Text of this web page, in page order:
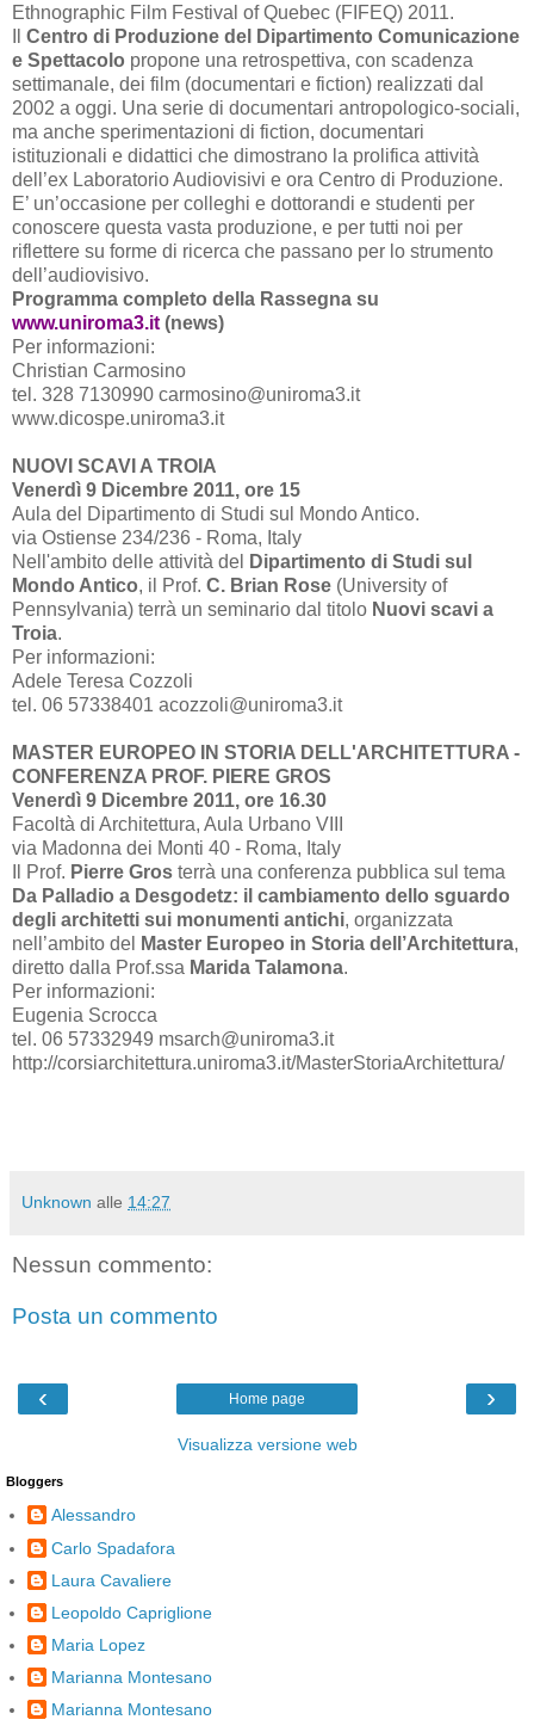
Ethnographic Film Festival of Quebec (FIFEQ) 2011.
Centro di Produzione del Dipartimento Comunicazione
e Spettacolo propone una retrospettiva, con scadenza
settimanale, dei film (documentari e fiction) realizzati dal
2002 a oggi. Una serie di documentari antropologico-sociali,
ma anche sperimentazioni di fiction, documentari
istituzionali e didattici che dimostrano la prolifica attività
dell’ex Laboratorio Audiovisivi e ora Centro di Produzione.
E’ un’occasione per colleghi e dottorandi e studenti per
conoscere questa vasta produzione, e per tutti noi per
riflettere su forme di ricerca che passano per lo strumento
dell’audiovisivo.
Programma completo della Rassegna su
www.uniroma3.it (news)
Per informazioni:
Christian Carmosino
tel. 328 7130990 carmosino@uniroma3.it
www.dicospe.uniroma3.it
NUOVI SCAVI A TROIA
Venerdì 9 Dicembre 2011, ore 15
Aula del Dipartimento di Studi sul Mondo Antico.
via Ostiense 234/236 - Roma, Italy
Nell'ambito delle attività del
Dipartimento di Studi sul
Mondo Antico, il Prof. C. Brian Rose (University of
Pennsylvania) terrà un seminario dal titolo Nuovi scavi a
Troia.
Per informazioni:
Adele Teresa Cozzoli
tel. 06 57338401 acozzoli@uniroma3.it
MASTER EUROPEO IN STORIA DELL'ARCHITETTURA -
CONFERENZA PROF. PIERE GROS
Venerdì 9 Dicembre 2011, ore 16.30
Facoltà di Architettura, Aula Urbano VIII
via Madonna dei Monti 40 - Roma, Italy
Il Prof. Pierre Gros terrà una conferenza pubblica sul tema
Da Palladio a Desgodetz: il cambiamento dello sguardo
degli architetti sui monumenti antichi, organizzata
nell’ambito del
Master Europeo in Storia dell’Architettura,
diretto dalla Prof.ssa Marida Talamona.
Per informazioni:
Eugenia Scrocca
tel. 06 57332949 msarch@uniroma3.it
http://corsiarchitettura.uniroma3.it/MasterStoriaArchitettura/
Unknown alle 14:27
Nessun commento:
Posta un commento
‹ ›
Home page
Visualizza versione web
Bloggers
Alessandro
Carlo Spadafora
Laura Cavaliere
Leopoldo Capriglione
Maria Lopez
Marianna Montesano
Marianna Montesano